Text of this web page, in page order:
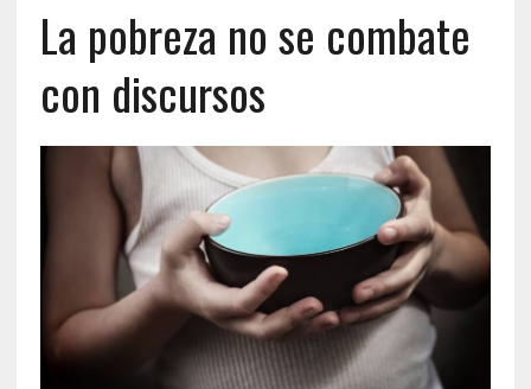
La pobreza no se combate
con discursos